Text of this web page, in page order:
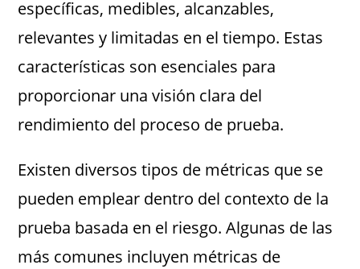
específicas, medibles, alcanzables,
relevantes y limitadas en el tiempo. Estas
características son esenciales para
proporcionar una visión clara del
rendimiento del proceso de prueba.
Existen diversos tipos de métricas que se
pueden emplear dentro del contexto de la
prueba basada en el riesgo. Algunas de las
más comunes incluyen métricas de